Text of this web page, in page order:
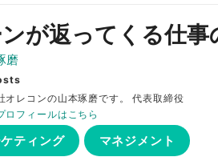
が返ってくる仕事
磨
オレコンの山本琢磨です。 代表取締役
ロフィールはこちら
ティング マネジメント